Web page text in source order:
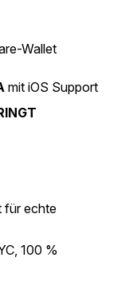
Wallet
mit iOS Support
für echte
100 %